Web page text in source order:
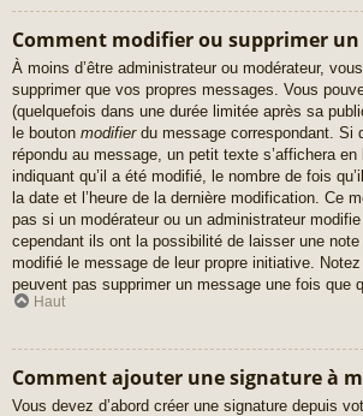
Comment modifier ou supprimer un
À moins d’être administrateur ou modérateur,
supprimer que vos propres messages. Vous
(quelquefois dans une durée limitée après sa
le bouton modifierdu message correspondant. Si
répondu au message, un petit texte s’affichera
indiquant qu’il a été modifié, le nombre de fois
la date et l’heure de la dernière modification. Ce
pas si un modérateur ou un administrateur
cependant ils ont la possibilité de laisser une note
modifié le message de leur propre initiative.
peuvent pas supprimer un message une fois que
Haut
Comment ajouter une signature à
Vous devez d’abord créer une signature depuis